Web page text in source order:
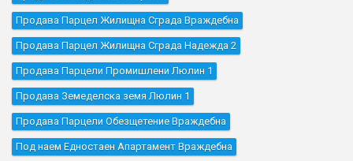
Продава Парцел Жилищна Сграда Враждебна
Продава Парцел Жилищна Сграда Надежда 2
Продава Парцели Промишлени Люлин 1
Продава Земеделска земя Люлин 1
Продава Парцели Обезщетение Враждебна
Под наем Едностаен Апартамент Враждебна